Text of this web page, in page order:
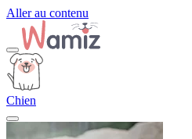
Aller au contenu
Chien